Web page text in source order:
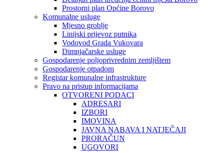
Prostorni plan Općine Borovo
Komunalne usluge
Mjesno groblje
Linijski prijevoz putnika
Vodovod Grada Vukovara
Dimnjačarske usluge
Gospodarenje poljoprivrednim zemljištem
Gospodarenje otpadom
Registar komunalne infrastrukture
Pravo na pristup informacijama
OTVORENI PODACI
ADRESARI
IZBORI
IMOVINA
JAVNA NABAVA I NATJEČAJI
PRORAČUN
UGOVORI